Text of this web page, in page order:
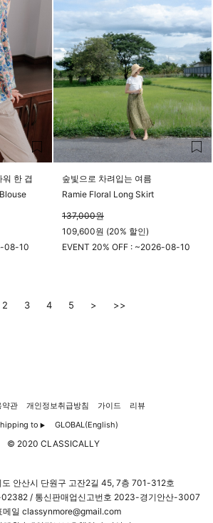
워 한 겹
08-10
숲빛으로 차려입는 여름
Ramie Floral Long Skirt
137,000원
109,600원 (20% 할인)
EVENT 20% OFF : ~2026-08-10
2 3 4 5 > >>
약관 개인정보취급방침 가이드
리뷰
to ▶ GLOBAL(English)
© 2020 CLASSICALLY
안산시 단원구 고잔2길 45, 7층 701-312호
/ 통신판매업신고번호 2023-경기안산-3007
메일 classynmore@gmail.com